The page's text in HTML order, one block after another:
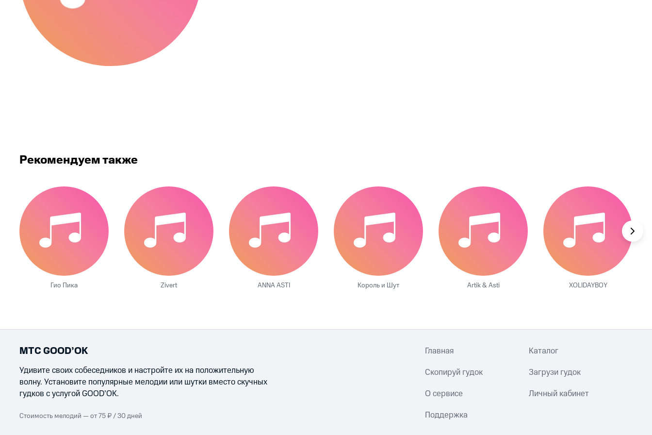
Рекомендуем также
Гио Пика Zivert ANNA ASTI Король и Шут Artik & Asti XOLIDAYBOY
МТС GOOD’OK
Удивите своих собеседников и настройте их на положительную
волну. Установите популярные мелодии или шутки вместо скучных
гудков с услугой GOOD’OK.
Стоимость мелодий — от 75 ₽ / 30 дней
Главная Каталог
Скопируй гудок Загрузи гудок
О сервисе Личный кабинет
Поддержка